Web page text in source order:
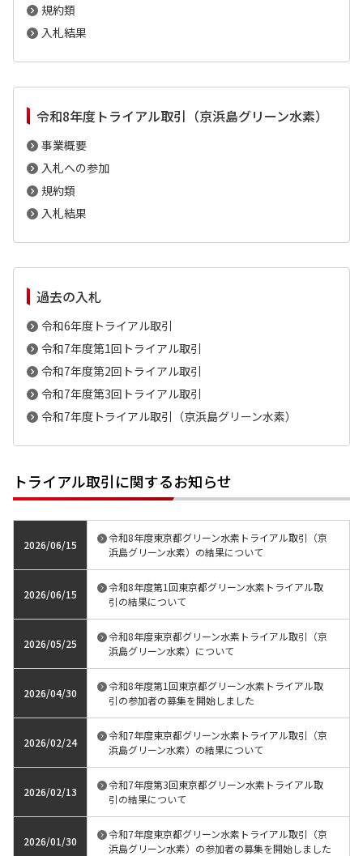
規約類
入札結果
令和8年度トライアル取引（京浜島グリーン水素）
事業概要
入札への参加
規約類
入札結果
過去の入札
令和6年度トライアル取引
令和7年度第1回トライアル取引
令和7年度第2回トライアル取引
令和7年度第3回トライアル取引
令和7年度トライアル取引（京浜島グリーン水素）
トライアル取引に関するお知らせ
2026/06/15
令和8年度東京都グリーン水素トライアル取引（京
浜島グリーン水素）の結果について
2026/06/15
令和8年度第1回東京都グリーン水素トライアル取
引の結果について
2026/05/25
令和8年度東京都グリーン水素トライアル取引（京
浜島グリーン水素）について
2026/04/30
令和8年度第1回東京都グリーン水素トライアル取
引の参加者の募集を開始しました
2026/02/24
令和7年度東京都グリーン水素トライアル取引（京
浜島グリーン水素）の結果について
2026/02/13
令和7年度第3回東京都グリーン水素トライアル取
引の結果について
2026/01/30
令和7年度東京都グリーン水素トライアル取引（京
浜島グリーン水素）の参加者の募集を開始しました